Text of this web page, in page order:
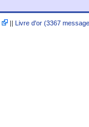
|| Livre d'or (3367